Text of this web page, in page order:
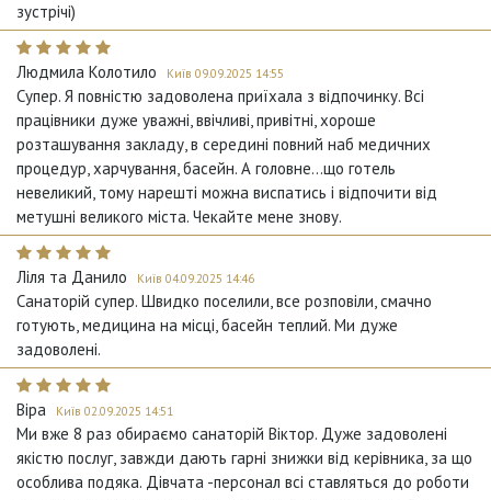
зустрічі)
Людмила Колотило Київ 09.09.2025 14:55
Супер. Я повністю задоволена приїхала з відпочинку. Всі
працівники дуже уважні, ввічливі, привітні, хороше
розташування закладу, в середині повний наб медичних
процедур, харчування, басейн. А головне...що готель
невеликий, тому нарешті можна виспатись і відпочити від
метушні великого міста. Чекайте мене знову.
Ліля та Данило Київ 04.09.2025 14:46
Санаторій супер. Швидко поселили, все розповіли, смачно
готують, медицина на місці, басейн теплий. Ми дуже
задоволені.
Віра Київ 02.09.2025 14:51
Ми вже 8 раз обираємо санаторій Віктор. Дуже задоволені
якістю послуг, завжди дають гарні знижки від керівника, за що
особлива подяка. Дівчата -персонал всі ставляться до роботи